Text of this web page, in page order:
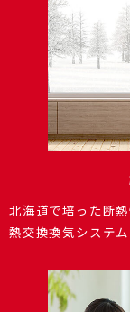
北海道で培った断
熱交換換気システム